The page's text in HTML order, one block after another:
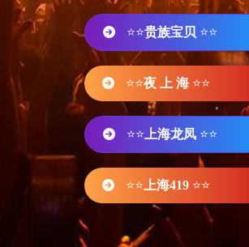
⭐⭐贵族宝贝 ⭐⭐
⭐⭐夜 上 海 ⭐⭐
⭐⭐ 上海龙凤 ⭐⭐
⭐⭐ 上海419 ⭐⭐